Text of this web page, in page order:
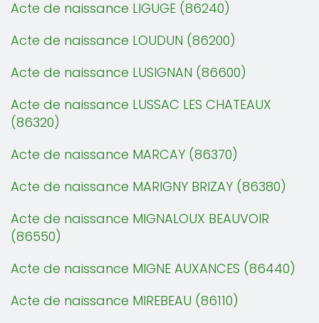
Acte de naissance LIGUGE (86240)
Acte de naissance LOUDUN (86200)
Acte de naissance LUSIGNAN (86600)
Acte de naissance LUSSAC LES CHATEAUX
(86320)
Acte de naissance MARCAY (86370)
Acte de naissance MARIGNY BRIZAY (86380)
Acte de naissance MIGNALOUX BEAUVOIR
(86550)
Acte de naissance MIGNE AUXANCES (86440)
Acte de naissance MIREBEAU (86110)